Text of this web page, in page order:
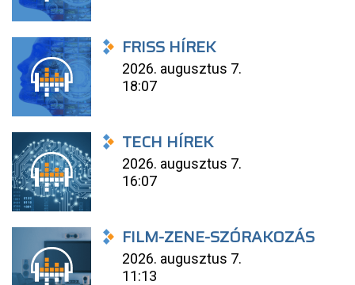
FRISS HÍREK
2026. augusztus 7.
18:07
TECH HÍREK
2026. augusztus 7.
16:07
FILM-ZENE-SZÓRAKOZÁS
2026. augusztus 7.
11:13